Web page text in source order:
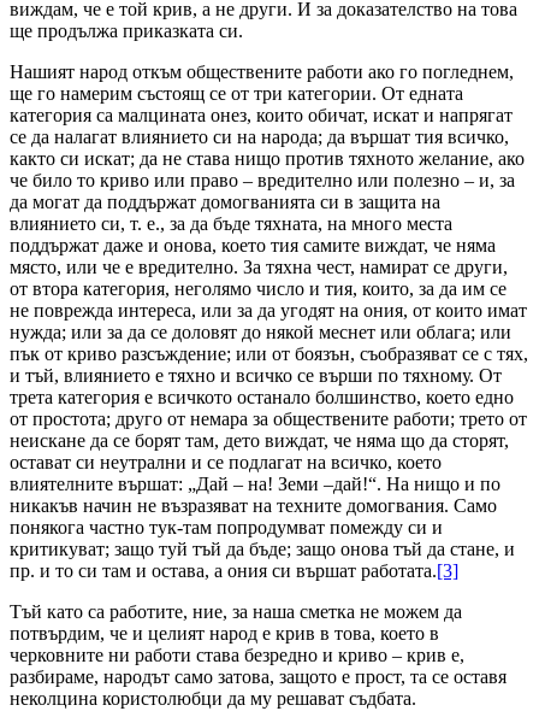
виждам, че е той крив, а не други. И за доказателство на това
ще продължа приказката си.
Нашият народ откъм обществените работи ако го погледнем,
ще го намерим състоящ се от три категории. От едната
категория са малцината онез, които обичат, искат и напрягат
се да налагат влиянието си на народа; да вършат тия всичко,
както си искат; да не става нищо против тяхното желание, ако
че било то криво или право – вредително или полезно – и, за
да могат да поддържат домогванията си в защита на
влиянието си, т. е., за да бъде тяхната, на много места
поддържат даже и онова, което тия самите виждат, че няма
място, или че е вредително. За тяхна чест, намират се други,
от втора категория, неголямо число и тия, които, за да им се
не поврежда интереса, или за да угодят на ония, от които имат
нужда; или за да се доловят до някой меснет или облага; или
пък от криво разсъждение; или от боязън, съобразяват се с тях,
и тъй, влиянието е тяхно и всичко се върши по тяхному. От
трета категория е всичкото останало болшинство, което едно
от простота; друго от немара за обществените работи; трето от
неискане да се борят там, дето виждат, че няма що да сторят,
остават си неутрални и се подлагат на всичко, което
влиятелните вършат: „Дай – на! Земи –дай!“. На нищо и по
никакъв начин не възразяват на техните домогвания. Само
понякога частно тук-там попродумват помежду си и
критикуват; защо туй тъй да бъде; защо онова тъй да стане, и
пр. и то си там и остава, а ония си вършат работата.[3]
Тъй като са работите, ние, за наша сметка не можем да
потвърдим, че и целият народ е крив в това, което в
черковните ни работи става безредно и криво – крив е,
разбираме, народът само затова, защото е прост, та се оставя
неколцина користолюбци да му решават съдбата.